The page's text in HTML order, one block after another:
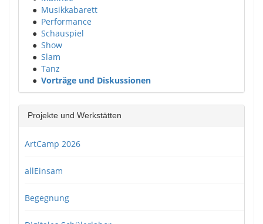
● Musikkabarett
● Performance
● Schauspiel
● Show
● Slam
● Tanz
● Vorträge und Diskussionen
Projekte und Werkstätten
ArtCamp 2026
allEinsam
Begegnung